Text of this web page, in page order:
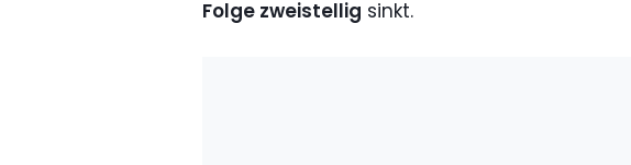
Folge zweistellig sinkt.